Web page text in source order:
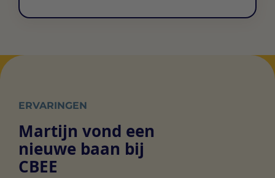
ERVARINGEN
Martijn vond een
nieuwe baan bij
CBEE